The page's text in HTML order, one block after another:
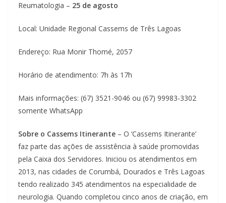
Reumatologia – 25 de agosto
Local: Unidade Regional Cassems de Três Lagoas
Endereço: Rua Monir Thomé, 2057
Horário de atendimento: 7h às 17h
Mais informações: (67) 3521-9046 ou (67) 99983-3302
somente WhatsApp
Sobre o Cassems Itinerante – O ‘Cassems Itinerante’
faz parte das ações de assistência à saúde promovidas
pela Caixa dos Servidores. Iniciou os atendimentos em
2013, nas cidades de Corumbá, Dourados e Três Lagoas
tendo realizado 345 atendimentos na especialidade de
neurologia. Quando completou cinco anos de criação, em